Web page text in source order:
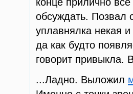
обсуждать. Позвал
уплавнялка некая
да как будто
говорит привыкла.
...Ладно. Выложил